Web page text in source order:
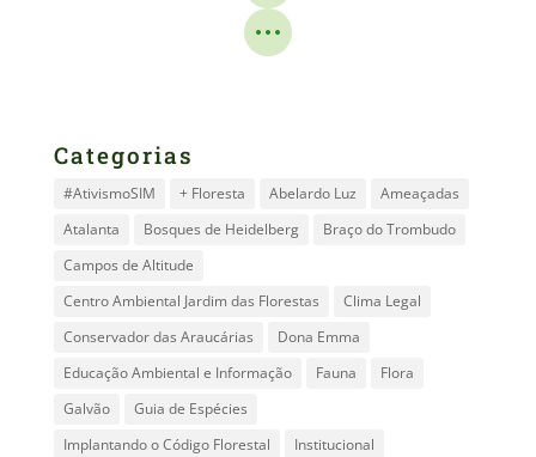
Categorias
#AtivismoSIM + Floresta Abelardo Luz
Ameaçadas
Atalanta
Bosques de Heidelberg
Braço do Trombudo
Campos de Altitude
Centro Ambiental Jardim das Florestas
Clima Legal
Conservador das Araucárias
Dona Emma
Educação Ambiental e Informação
Fauna
Flora
Galvão
Guia de Espécies
Implantando o Código Florestal
Institucional